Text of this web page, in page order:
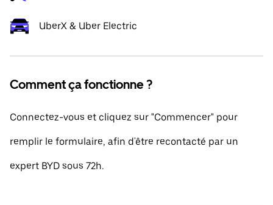
UberX & Uber Electric
Comment ça fonctionne ?
Connectez-vous et cliquez sur "Commencer" pour
remplir le formulaire, afin d'être recontacté par un
expert BYD sous 72h.